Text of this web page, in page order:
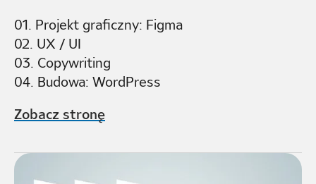
01. Projekt graficzny: Figma
02. UX / UI
03. Copywriting
04. Budowa: WordPress
Zobacz stronę